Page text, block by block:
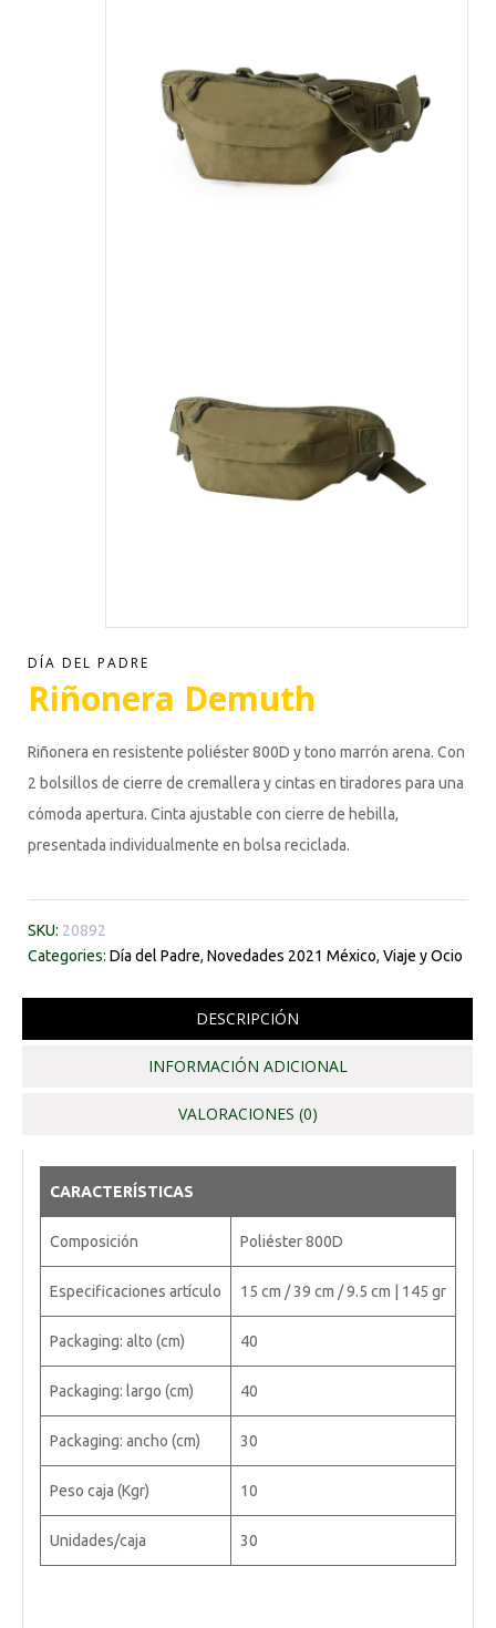
DÍA DEL PADRE
Riñonera Demuth
Riñonera en resistente poliéster 800D y tono marrón arena. Con
2 bolsillos de cierre de cremallera y cintas en tiradores para una
cómoda apertura. Cinta ajustable con cierre de hebilla,
presentada individualmente en bolsa reciclada.
SKU: 20892
Categories: Día del Padre, Novedades 2021 México, Viaje y Ocio
DESCRIPCIÓN
INFORMACIÓN ADICIONAL
VALORACIONES (0)
CARACTERÍSTICAS
Composición Poliéster 800D
Especificaciones artículo 15 cm / 39 cm / 9.5 cm | 145 gr
Packaging: alto (cm) 40
Packaging: largo (cm) 40
Packaging: ancho (cm) 30
Peso caja (Kgr) 10
Unidades/caja 30